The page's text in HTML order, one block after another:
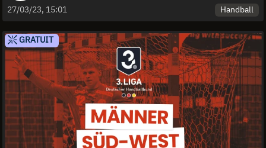
27/03/23, 15:01
Handball
GRATUIT